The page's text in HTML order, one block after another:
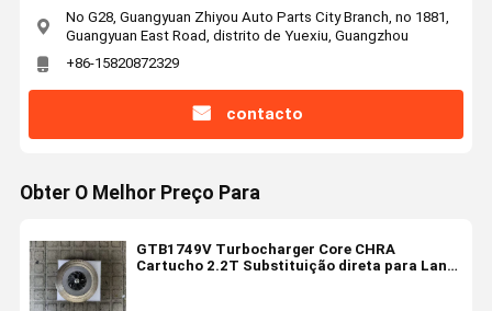
No G28, Guangyuan Zhiyou Auto Parts City Branch, no 1881,
Guangyuan East Road, distrito de Yuexiu, Guangzhou
+86-15820872329
contacto
Obter O Melhor Preço Para
GTB1749V Turbocharger Core CHRA
Cartucho 2.2T Substituição direta para Land